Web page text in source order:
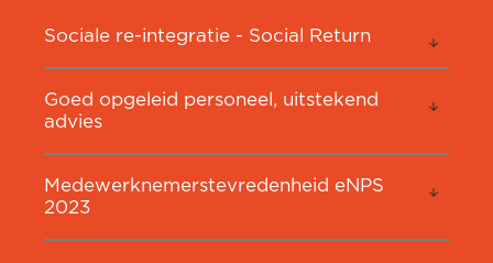
Sociale re-integratie - Social Return
Goed opgeleid personeel, uitstekend
advies
Medewerknemerstevredenheid eNPS
2023